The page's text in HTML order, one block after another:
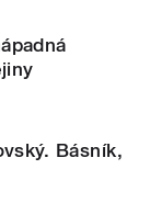
Básník,